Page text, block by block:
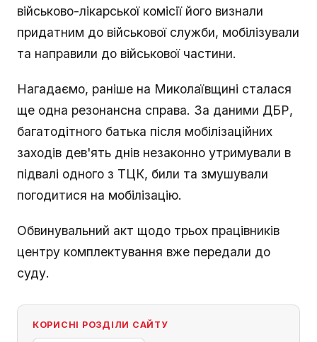
військово-лікарської комісії його визнали
придатним до військової служби, мобілізували
та направили до військової частини.
Нагадаємо, раніше на Миколаївщині сталася
ще одна резонансна справа. За даними ДБР,
багатодітного батька після мобілізаційних
заходів дев'ять днів незаконно утримували в
підвалі одного з ТЦК, били та змушували
погодитися на мобілізацію.
Обвинувальний акт щодо трьох працівників
центру комплектування вже передали до
суду.
КОРИСНІ РОЗДІЛИ САЙТУ